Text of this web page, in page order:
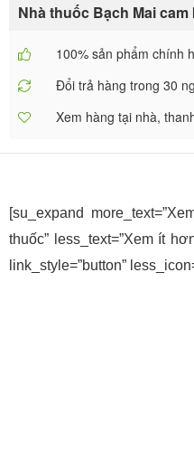
Nhà thuốc Bạch Mai cam
100% sản phẩm chính
Đổi trả hàng trong 30
Xem hàng tại nhà,
[su_expand
thuốc” less_text=”Xem ít
link_style=”button”